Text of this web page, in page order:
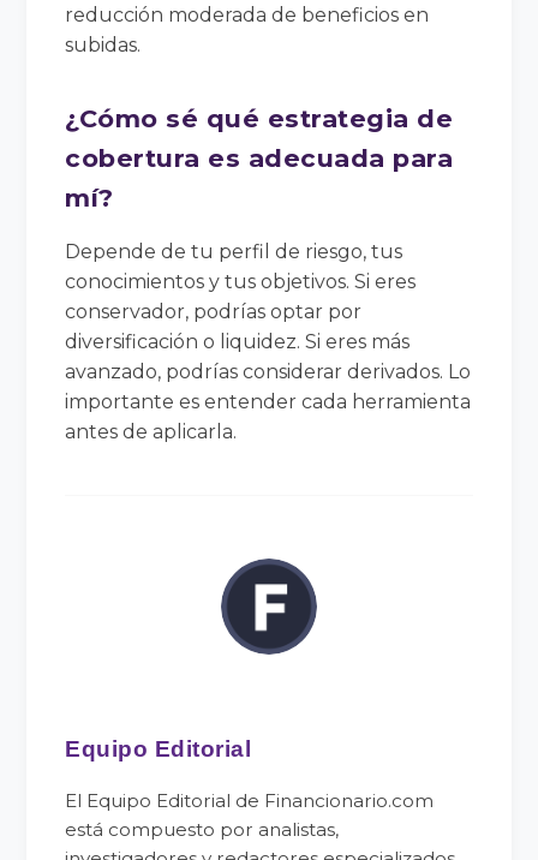
reducción moderada de beneficios en
subidas.
¿Cómo sé qué estrategia de
cobertura es adecuada para
mí?
Depende de tu perfil de riesgo, tus
conocimientos y tus objetivos. Si eres
conservador, podrías optar por
diversificación o liquidez. Si eres más
avanzado, podrías considerar derivados. Lo
importante es entender cada herramienta
antes de aplicarla.
Equipo Editorial
El Equipo Editorial de Financionario.com
está compuesto por analistas,